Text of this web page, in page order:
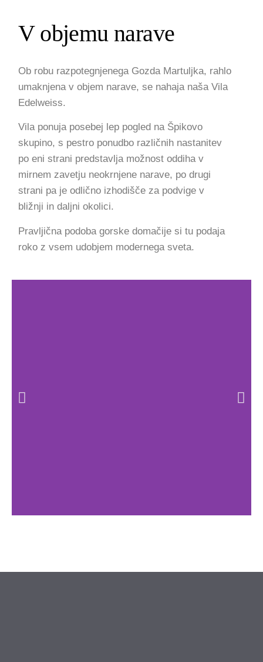
V objemu narave
Ob robu razpotegnjenega Gozda Martuljka, rahlo
umaknjena v objem narave, se nahaja naša Vila
Edelweiss.
Vila ponuja posebej lep pogled na Špikovo
skupino, s pestro ponudbo različnih nastanitev
po eni strani predstavlja možnost oddiha v
mirnem zavetju neokrnjene narave, po drugi
strani pa je odlično izhodišče za podvige v
bližnji in daljni okolici.
Pravljična podoba gorske domačije si tu podaja
roko z vsem udobjem modernega sveta.